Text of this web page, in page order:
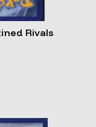
Rivals